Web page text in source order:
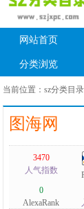
网站首页
分类浏览
当前位置：sz分类目录
图海网
3470
人气指数
0
AlexaRank